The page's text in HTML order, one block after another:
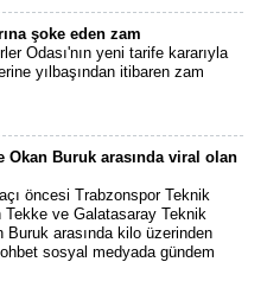
şoke eden zam
Odası'nın yeni tarife kararıyla
yılbaşından itibaren zam
Okan Buruk arasında viral olan
öncesi Trabzonspor Teknik
Tekke ve Galatasaray Teknik
Buruk arasında kilo üzerinden
sosyal medyada gündem